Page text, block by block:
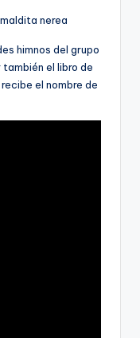
himnos del grupo
el libro de
el nombre de